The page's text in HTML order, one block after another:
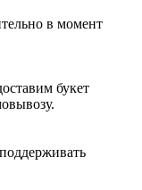
в момент
букет